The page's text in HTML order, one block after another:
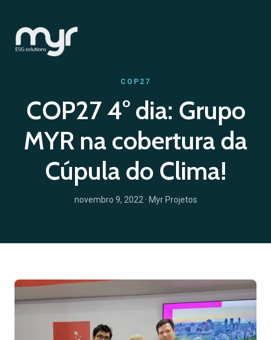
COP27
COP27 4° dia: Grupo
MYR na cobertura da
Cúpula do Clima!
novembro 9, 2022 · Myr Projetos